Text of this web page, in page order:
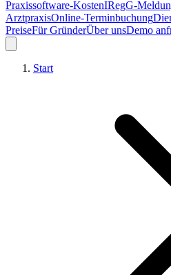
Praxissoftware-KostenIRegG-
ArztpraxisOnline-Terminbuchung
PreiseFür GründerÜber unsDemo
Start